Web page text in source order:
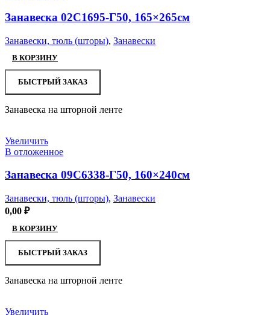
Занавеска 02С1695-Г50, 165×265см
Занавески, тюль (шторы), Занавески
В КОРЗИНУ
БЫСТРЫЙ ЗАКАЗ
Занавеска на шторной ленте
Увеличить
В отложенное
Занавеска 09С6338-Г50, 160×240см
Занавески, тюль (шторы), Занавески
0,00 ₽
В КОРЗИНУ
БЫСТРЫЙ ЗАКАЗ
Занавеска на шторной ленте
Увеличить